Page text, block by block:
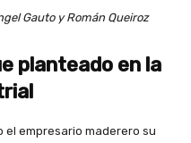
Gauto y Román Queiroz
planteado en la
el empresario maderero su